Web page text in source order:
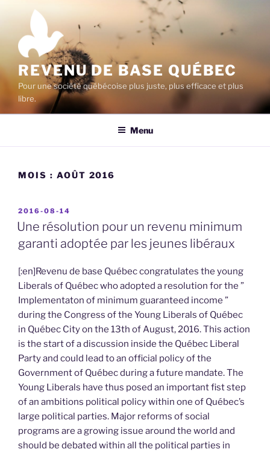
contenu
principal
REVENU DE BASE QUÉBEC
Pour une société québécoise plus juste, plus efficace et plus
libre.
Menu
MOIS : AOÛT 2016
PUBLIÉ
LE
2016-08-14
Une résolution pour un revenu minimum
garanti adoptée par les jeunes libéraux
[:en]Revenu de base Québec congratulates the young
Liberals of Québec who adopted a resolution for the ”
Implementaton of minimum guaranteed income ”
during the Congress of the Young Liberals of Québec
in Québec City on the 13th of August, 2016. This action
is the start of a discussion inside the Québec Liberal
Party and could lead to an official policy of the
Government of Québec during a future mandate. The
Young Liberals have thus posed an important fist step
of an ambitions political policy within one of Québec’s
large political parties. Major reforms of social
programs are a growing issue around the world and
should be debated within all the political parties in